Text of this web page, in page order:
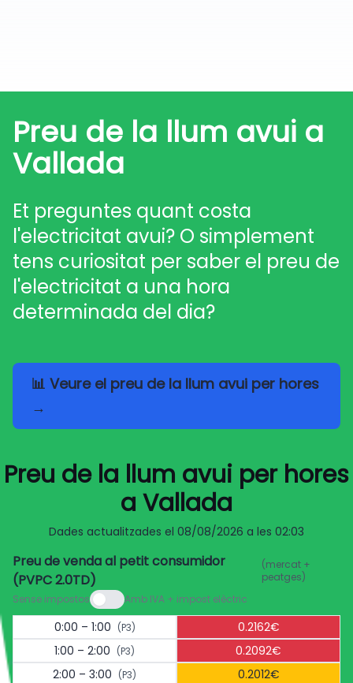
Preu de la llum avui a
Vallada
Et preguntes quant costa
l'electricitat avui? O simplement
tens curiositat per saber el preu de
l'electricitat a una hora
determinada del dia?
📊 Veure el preu de la llum avui per hores
→
Preu de la llum avui per hores
a Vallada
Dades actualitzades el 08/08/2026 a les 02:03
Preu de venda al petit consumidor
(PVPC 2.0TD)
(mercat +
peatges)
Sense impostos
Amb IVA + impost elèctric
0:00 – 1:00 (P3)
0.2162€
1:00 – 2:00 (P3)
0.2092€
2:00 – 3:00 (P3)
0.2012€